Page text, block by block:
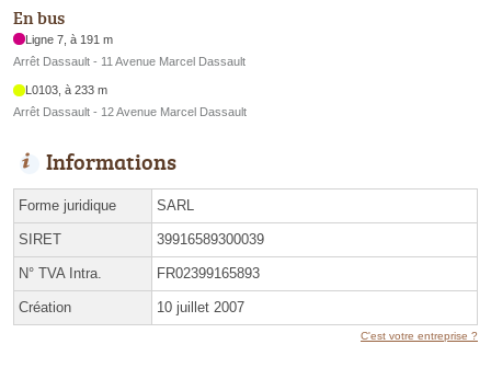
En bus
Ligne 7, à 191 m
Arrêt Dassault - 11 Avenue Marcel Dassault
L0103, à 233 m
Arrêt Dassault - 12 Avenue Marcel Dassault
Informations
Forme juridique SARL
SIRET 39916589300039
N° TVA Intra. FR02399165893
Création 10 juillet 2007
C'est votre entreprise ?